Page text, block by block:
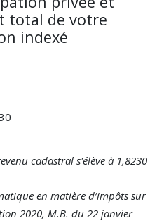
total de votre
indexé
cadastral s'élève à 1,8230
en matière d’impôts sur
2020, M.B. du 22 janvier